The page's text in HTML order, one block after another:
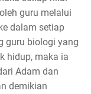
guru melalui
dalam setiap
guru biologi yang
hidup, maka ia
Adam dan
demikian